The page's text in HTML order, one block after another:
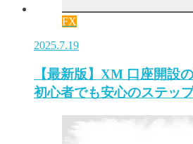
FX
2025.7.19
【最新版】XM 口座開設
初心者でも安心のステッ